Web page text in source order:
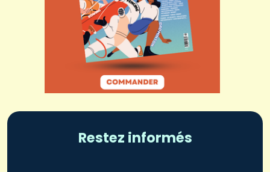
Restez informés